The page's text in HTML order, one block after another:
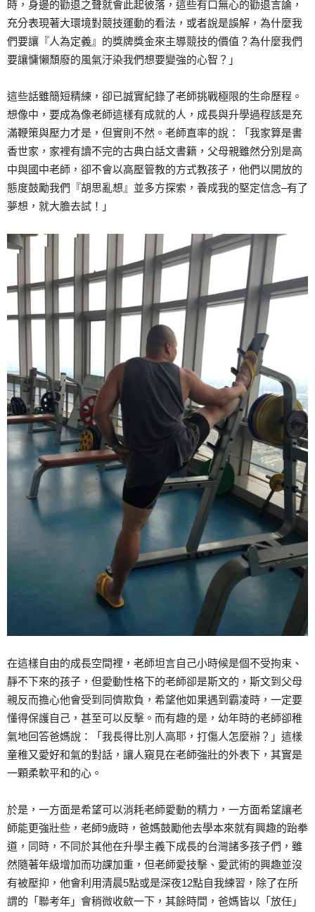
時，身邊的勸退之聲就會此起彼落，這些有口無心的勸退言論，
充分表現著大環境對競技運動的看法，或者說是誤解，為什麼我
們要讓『人為定義』的獎牌獎金來主導競技的價值？為什麼我們
要讓慵懶頹廢的風氣汙染我們想要變強的心智？」
這些話雖簡短精練，卻已誠實紀錄了老師挑戰極限的生命歷程。
想像中，要成為像老師這樣有成就的人，成長與升學過程該是充
滿鞭策與壓力才是，但實則不然。老師直率的說：「我家算是書
香世家，家裡有讀不完的古典白話文書籍，父母親雖然分別是高
中與國中老師，卻不會以高壓管教的方式教孩子，他們以開放的
態度鼓勵我們『胡思亂想』並多方探索，養成我的堅定信念–有了
夢想，就大膽去試！」
在這樣自由的成長空間裡，老師坦言自己小時候是個不受拘束、
靜不下來的孩子，但愛動性格下的老師卻是斯文的，斯文到父母
親反而擔心他會受到同儕欺負，希望他如果遇到霸凌時，一定要
懂得保護自己，甚至可以反擊。而有趣的是，幼年時的老師卻稚
氣地回答爸媽說：「我長得比別人高耶，打傷人怎麼辦？」這樣
童稚又愛好和氣的對話，讓人窺見在老師強壯的外表下，其實是
一顆柔軟平和的心。
於是，一方面是希望可以消耗老師愛動的精力，一方面希望讓老
師能更強壯些，老師9歲時，爸媽鼓勵他去學本來就有興趣的跆拳
道，同時，不同於其他在升學主義下成長的台灣諸多孩子們，雖
然隨著年級增加而功課加重，但老師愛技擊、愛武術的興趣並沒
有被壓抑，他會利用清晨5點或是深夜12點自我練習，除了在所
謂的「聯考年」會稍微收斂一下，其餘時間，爸媽皆以「放任」